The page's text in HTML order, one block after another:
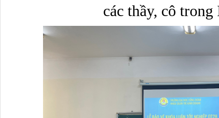
các thầy, cô